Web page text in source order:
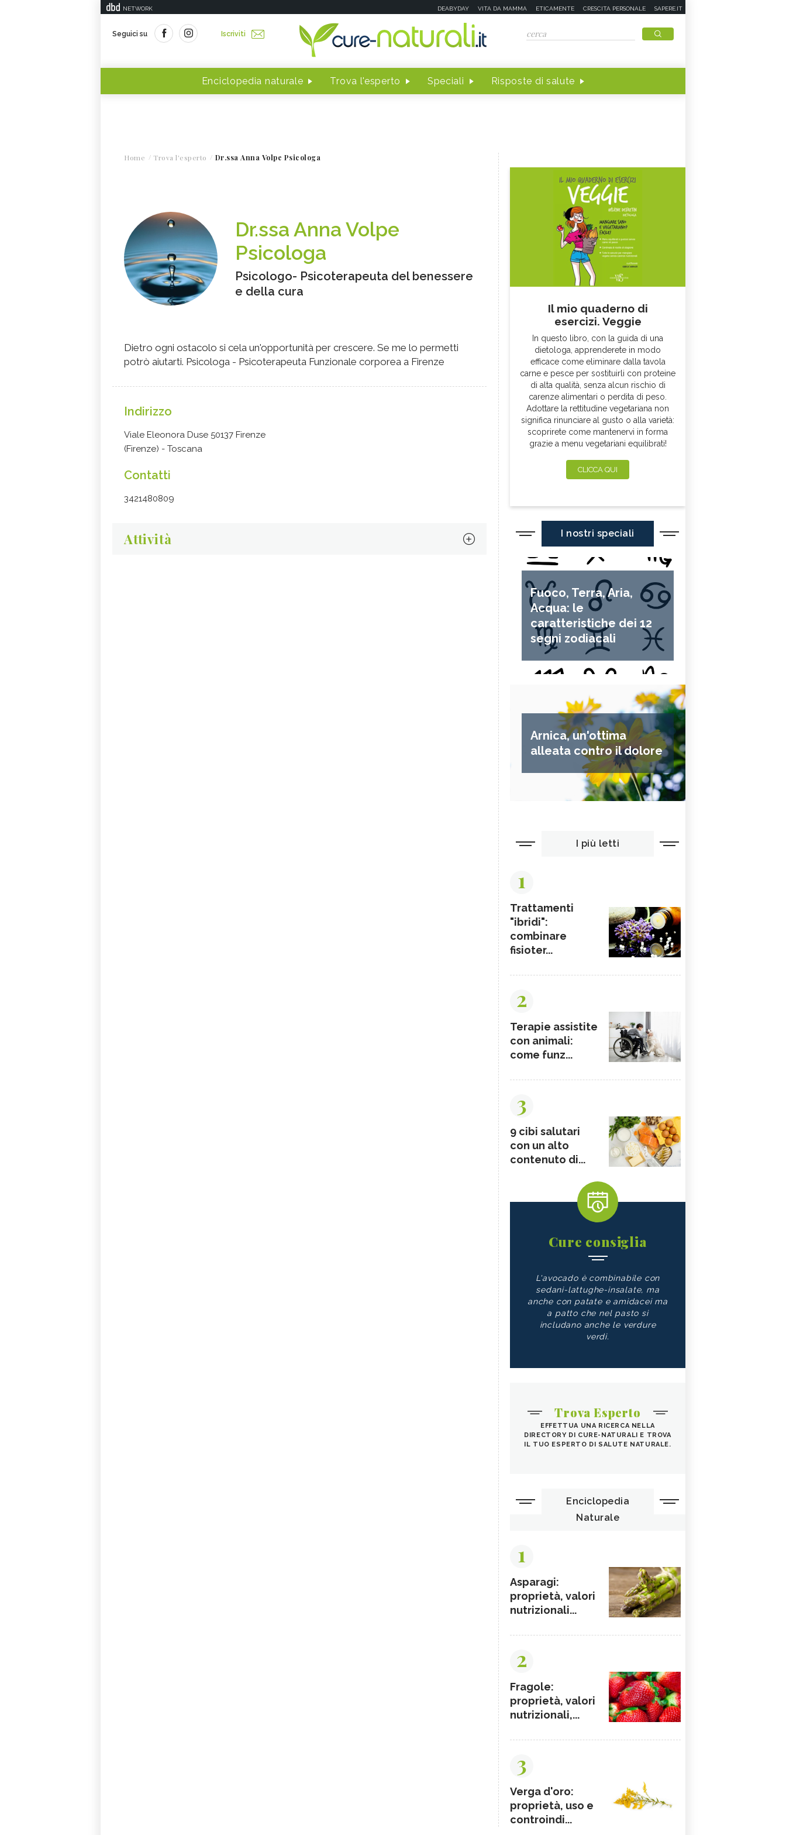
NETWORK DEABYDAY VITA DA MAMMA ETICAMENTE CRESCITA PERSONALE SAPERE.IT
Seguici su Iscriviti
Enciclopedia naturale Trova l'esperto Speciali Risposte di salute
Home Trova l'esperto Dr.ssa Anna Volpe Psicologa
Dr.ssa Anna Volpe
Psicologa
Psicologo- Psicoterapeuta del benessere
e della cura
Dietro ogni ostacolo si cela un'opportunità per crescere. Se me lo permetti
potrò aiutarti. Psicologa - Psicoterapeuta Funzionale corporea a Firenze
Indirizzo
Viale Eleonora Duse 50137 Firenze
(Firenze) - Toscana
Contatti
3421480809
Attività
Il mio quaderno di
esercizi. Veggie
In questo libro, con la guida di una
dietologa, apprenderete in modo
efficace come eliminare dalla tavola
carne e pesce per sostituirli con proteine
di alta qualità, senza alcun rischio di
carenze alimentari o perdita di peso.
Adottare la rettitudine vegetariana non
significa rinunciare al gusto o alla varietà:
scoprirete come mantenervi in forma
grazie a menu vegetariani equilibrati!
CLICCA QUI
I nostri speciali
Fuoco, Terra, Aria,
Acqua: le
caratteristiche dei 12
segni zodiacali
Arnica, un'ottima
alleata contro il dolore
I più letti
1
Trattamenti
"ibridi":
combinare
fisioter...
2
Terapie assistite
con animali:
come funz...
3
9 cibi salutari
con un alto
contenuto di...
Cure consiglia
L'avocado è combinabile con
sedani-lattughe-insalate, ma
anche con patate e amidacei ma
a patto che nel pasto si
includano anche le verdure
verdi.
Trova Esperto
EFFETTUA UNA RICERCA NELLA
DIRECTORY DI CURE-NATURALI E TROVA
IL TUO ESPERTO DI SALUTE NATURALE.
Enciclopedia
Naturale
1
Asparagi:
proprietà, valori
nutrizionali...
2
Fragole:
proprietà, valori
nutrizionali,...
3
Verga d'oro:
proprietà, uso e
controindi...